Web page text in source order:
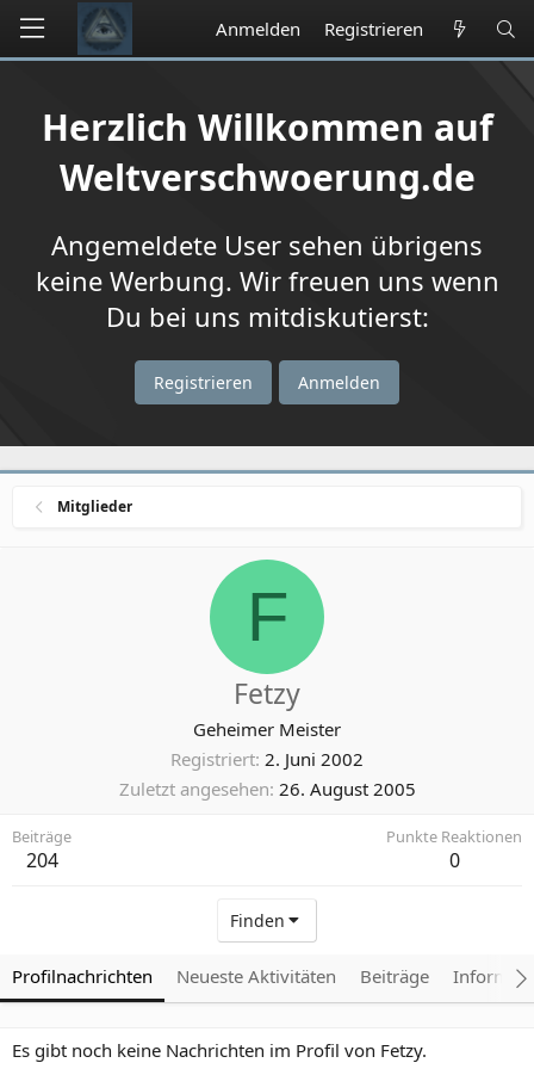
Anmelden Registrieren
Herzlich Willkommen auf
Weltverschwoerung.de
Angemeldete User sehen übrigens
keine Werbung. Wir freuen uns wenn
Du bei uns mitdiskutierst:
Registrieren Anmelden
Mitglieder
F
Fetzy
Geheimer Meister
Registriert 2. Juni 2002
Zuletzt angesehen 26. August 2005
Beiträge
204
Punkte Reaktionen
0
Finden
Profilnachrichten Neueste Aktivitäten Beiträge
Es gibt noch keine Nachrichten im Profil von Fetzy.